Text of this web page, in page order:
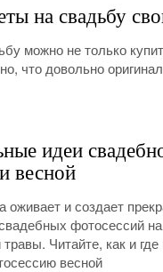
на свадьбу
можно не только
что довольно
идеи
весной
оживает и создает
фотосессий
Читайте, как и
весной